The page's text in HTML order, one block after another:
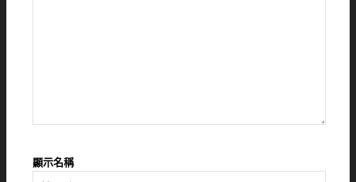
顯示名稱